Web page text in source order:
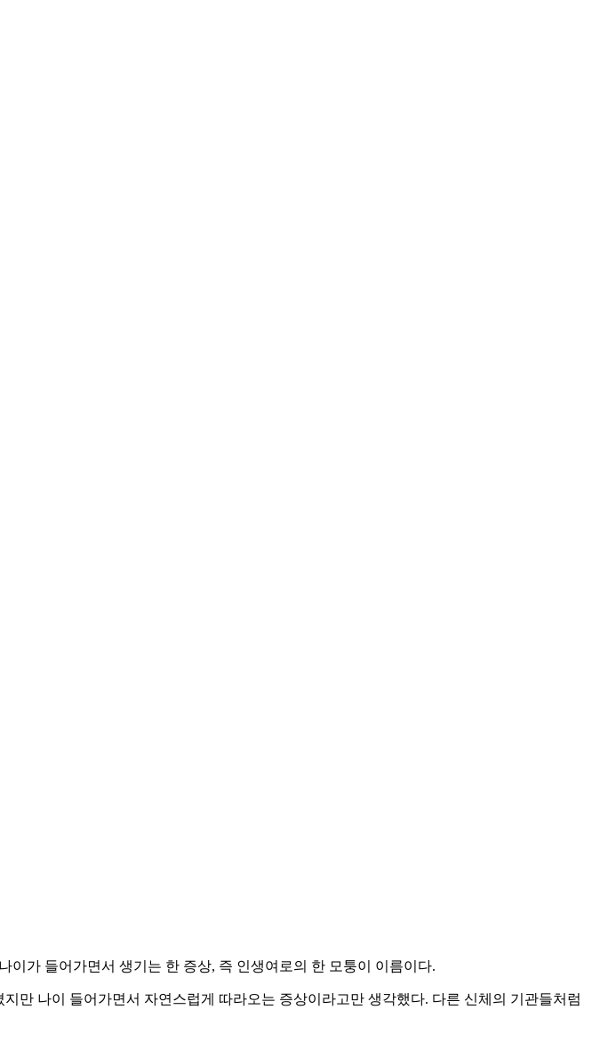
가 들어가면서 생기는 한 증상, 즉 인생여로의 한 모퉁이 이름이다.
만 나이 들어가면서 자연스럽게 따라오는 증상이라고만 생각했다. 다른 신체의 기관들처럼